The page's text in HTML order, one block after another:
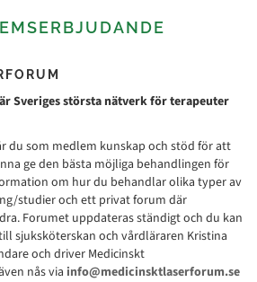
är Sveriges största nätverk för terapeuter
du som medlem kunskap och stöd för att
ge den bästa möjliga behandlingen för
om hur du behandlar olika typer av
studier och ett privat forum där
Forumet uppdateras ständigt och du kan
sjuksköterskan och vårdläraren Kristina
och driver Medicinskt
nås via info@medicinsktlaserforum.se